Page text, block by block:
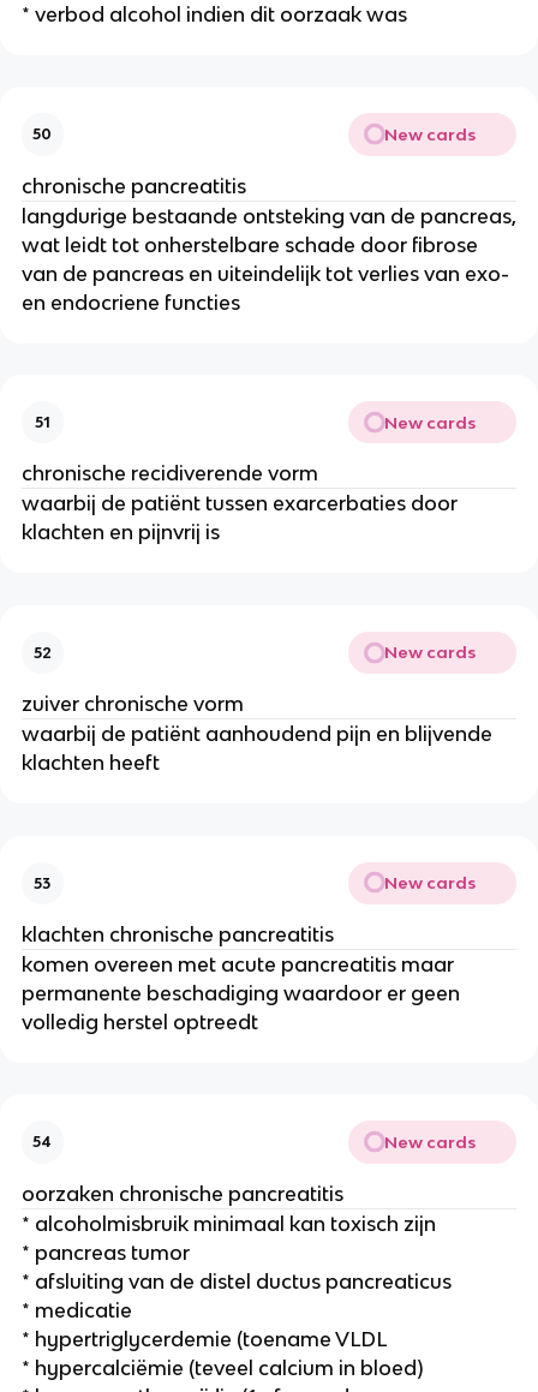
* verbod alcohol indien dit oorzaak was
50 New cards
chronische pancreatitis
langdurige bestaande ontsteking van de pancreas,
wat leidt tot onherstelbare schade door fibrose
van de pancreas en uiteindelijk tot verlies van exo-
en endocriene functies
51 New cards
chronische recidiverende vorm
waarbij de patiënt tussen exarcerbaties door
klachten en pijnvrij is
52 New cards
zuiver chronische vorm
waarbij de patiënt aanhoudend pijn en blijvende
klachten heeft
53 New cards
klachten chronische pancreatitis
komen overeen met acute pancreatitis maar
permanente beschadiging waardoor er geen
volledig herstel optreedt
54 New cards
oorzaken chronische pancreatitis
* alcoholmisbruik minimaal kan toxisch zijn
* pancreas tumor
* afsluiting van de distel ductus pancreaticus
* medicatie
* hypertriglycerdemie (toename VLDL
* hypercalciëmie (teveel calcium in bloed)